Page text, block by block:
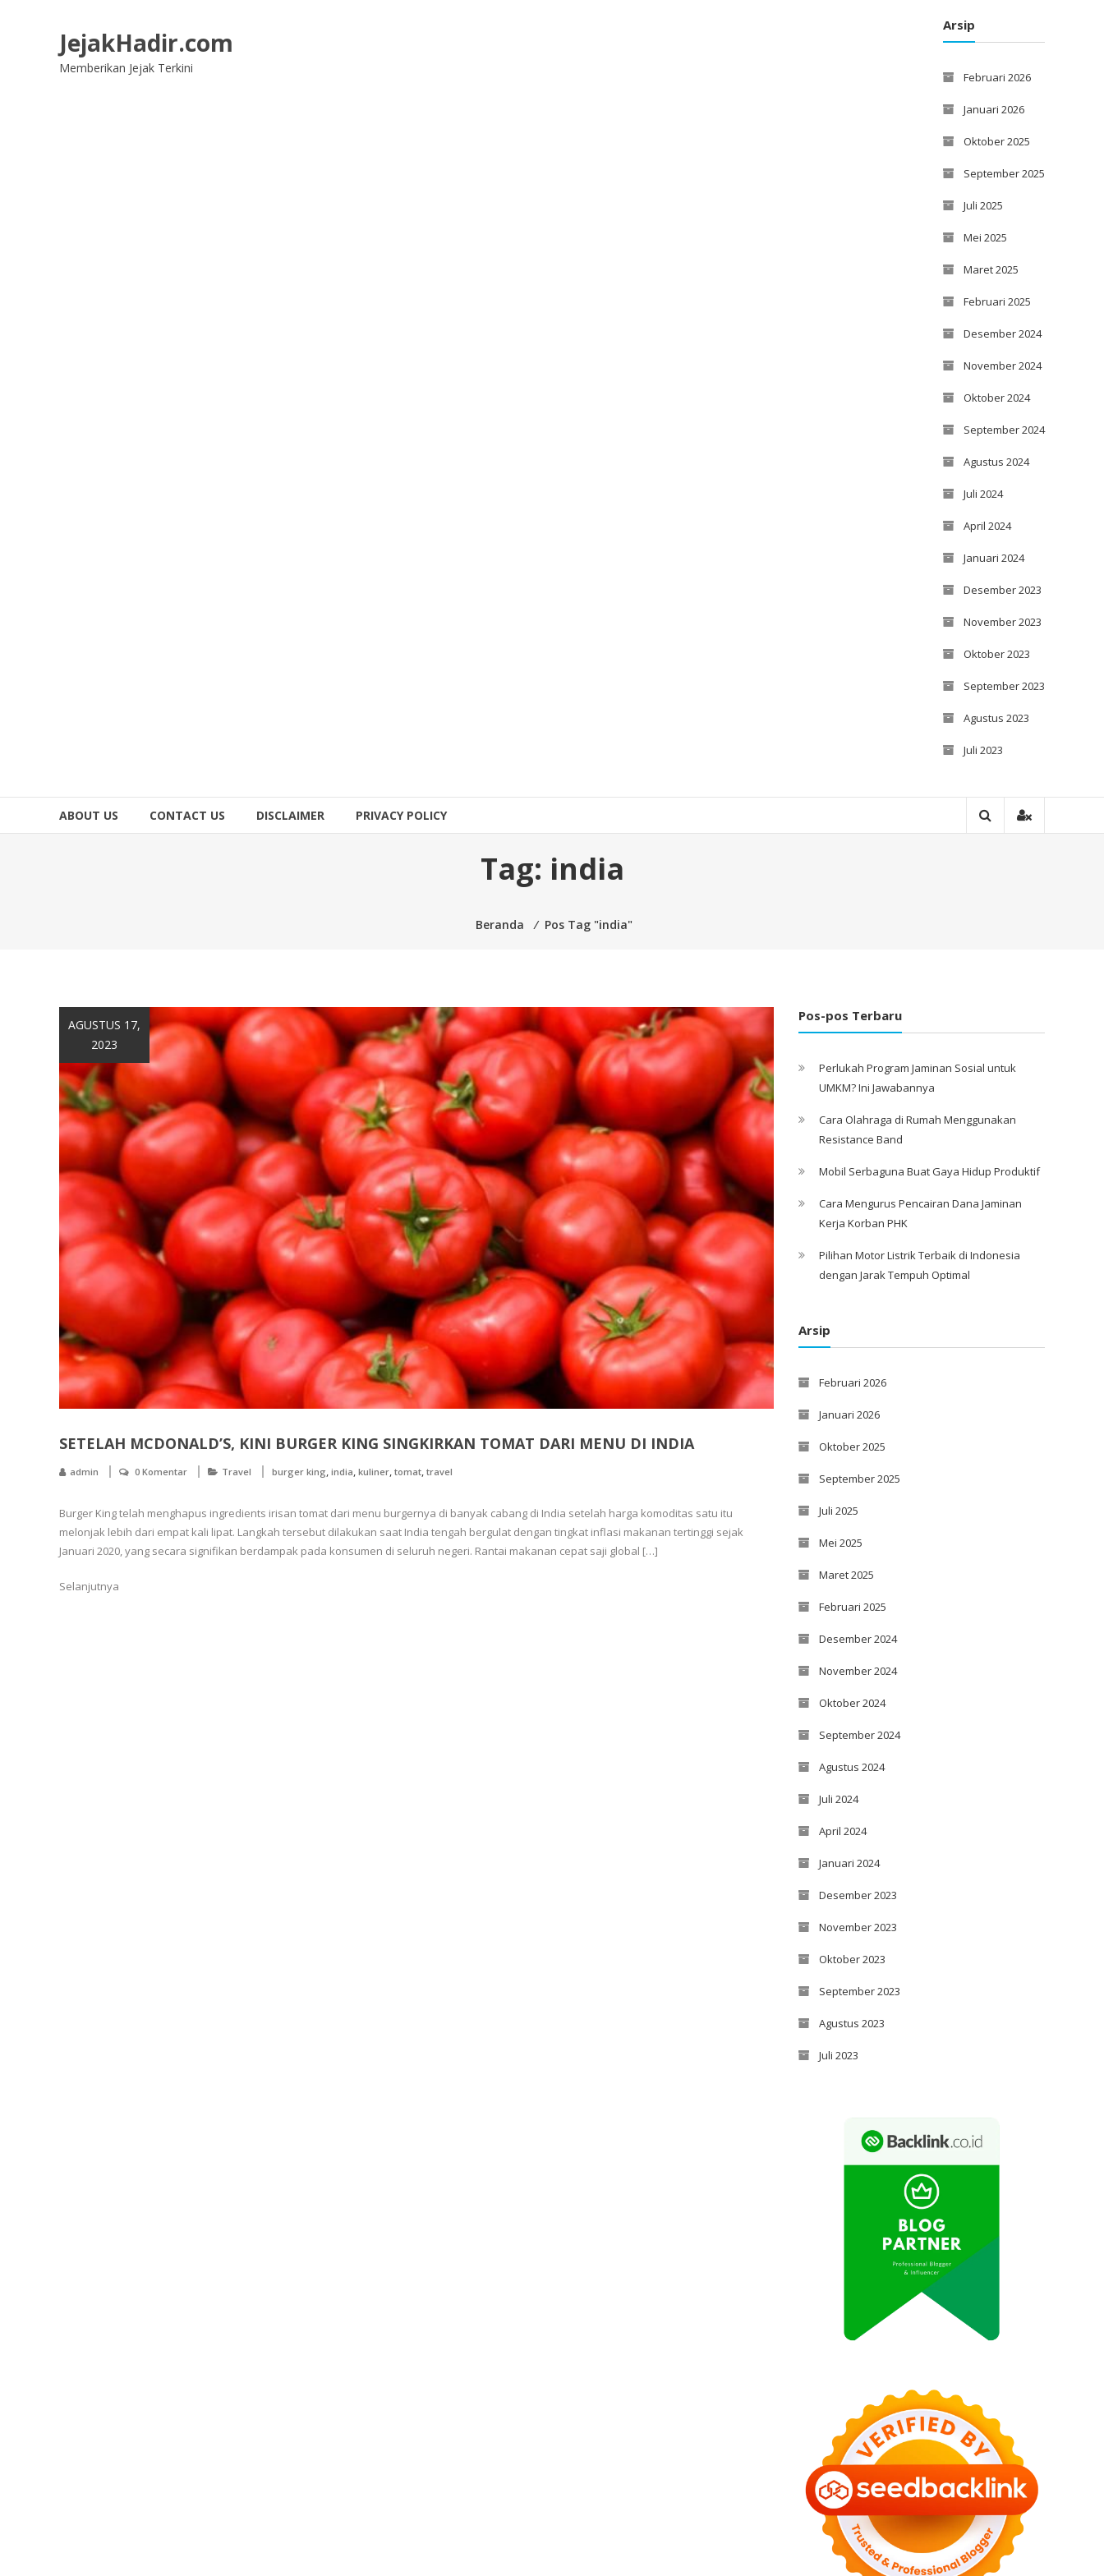
JejakHadir.com
Memberikan Jejak Terkini
Arsip
Februari 2026
Januari 2026
Oktober 2025
September 2025
Juli 2025
Mei 2025
Maret 2025
Februari 2025
Desember 2024
November 2024
Oktober 2024
September 2024
Agustus 2024
Juli 2024
April 2024
Januari 2024
Desember 2023
November 2023
Oktober 2023
September 2023
Agustus 2023
Juli 2023
ABOUT US CONTACT US DISCLAIMER PRIVACY POLICY
Tag: india
Beranda ⁄ Pos Tag "india"
AGUSTUS 17,
2023
SETELAH MCDONALD’S, KINI BURGER KING SINGKIRKAN TOMAT DARI MENU DI INDIA
admin 0 Komentar Travel burger king, india, kuliner, tomat, travel
Burger King telah menghapus ingredients irisan tomat dari menu burgernya di banyak cabang di India setelah harga komoditas satu itu
melonjak lebih dari empat kali lipat. Langkah tersebut dilakukan saat India tengah bergulat dengan tingkat inflasi makanan tertinggi sejak
Januari 2020, yang secara signifikan berdampak pada konsumen di seluruh negeri. Rantai makanan cepat saji global […]
Selanjutnya
Pos-pos Terbaru
Perlukah Program Jaminan Sosial untuk
UMKM? Ini Jawabannya
Cara Olahraga di Rumah Menggunakan
Resistance Band
Mobil Serbaguna Buat Gaya Hidup Produktif
Cara Mengurus Pencairan Dana Jaminan
Kerja Korban PHK
Pilihan Motor Listrik Terbaik di Indonesia
dengan Jarak Tempuh Optimal
Arsip
Februari 2026
Januari 2026
Oktober 2025
September 2025
Juli 2025
Mei 2025
Maret 2025
Februari 2025
Desember 2024
November 2024
Oktober 2024
September 2024
Agustus 2024
Juli 2024
April 2024
Januari 2024
Desember 2023
November 2023
Oktober 2023
September 2023
Agustus 2023
Juli 2023